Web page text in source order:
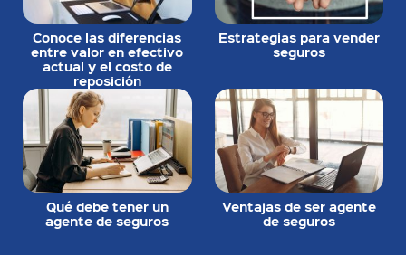
Conoce las diferencias
entre valor en efectivo
actual y el costo de
reposición
Estrategias para vender
seguros
Qué debe tener un
agente de seguros
Ventajas de ser agente
de seguros